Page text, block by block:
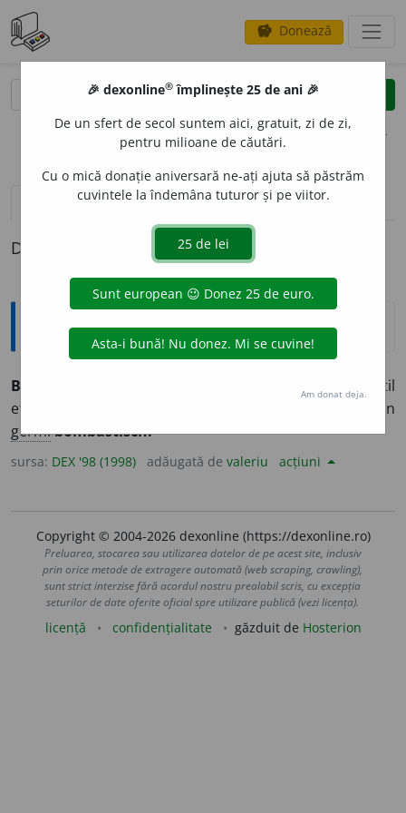
savings Donează
clear
opțiuni
definiții (1) pronunțievolume_up (4)
Definiția cu ID-ul 4868:
Explicative DEX
BOMB
(Despre vorbe, stil
etc.; adesea adverbial) Umflat, emfatic, pretențios. – Din
germ.bombastisch.
sursa: DEX '98 (1998) adăugată de valeriu acțiuni
Copyright © 2004-2026 dexonline (https://dexonline.ro)
Preluarea, stocarea sau utilizarea datelor de pe acest site, inclusiv
prin orice metode de extragere automată (web scraping, crawling),
sunt strict interzise fără acordul nostru prealabil scris, cu excepția
seturilor de date oferite oficial spre utilizare publică (vezi licența).
licență confidențialitate găzduit de Hosterion
🎉 dexonline® împlinește 25 de ani 🎉
De un sfert de secol suntem aici, gratuit, zi de zi,
pentru milioane de căutări.
Cu o mică donație aniversară ne-ați ajuta să păstrăm
cuvintele la îndemâna tuturor și pe viitor.
Am donat deja.